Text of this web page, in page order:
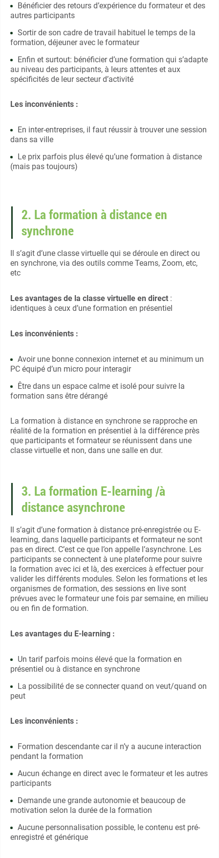
Bénéficier des retours d’expérience du formateur et des
autres participants
Sortir de son cadre de travail habituel le temps de la
formation, déjeuner avec le formateur
Enfin et surtout: bénéficier d’une formation qui s’adapte
au niveau des participants, à leurs attentes et aux
spécificités de leur secteur d’activité
Les inconvénients :
En inter-entreprises, il faut réussir à trouver une session
dans sa ville
Le prix parfois plus élevé qu’une formation à distance
(mais pas toujours)
2. La formation à distance en
synchrone
Il s’agit d’une classe virtuelle qui se déroule en direct ou
en synchrone, via des outils comme Teams, Zoom, etc,
etc
Les avantages de la classe virtuelle en direct :
identiques à ceux d’une formation en présentiel
Les inconvénients :
Avoir une bonne connexion internet et au minimum un
PC équipé d’un micro pour interagir
Être dans un espace calme et isolé pour suivre la
formation sans être dérangé
La formation à distance en synchrone se rapproche en
réalité de la formation en présentiel à la différence près
que participants et formateur se réunissent dans une
classe virtuelle et non, dans une salle en dur.
3. La formation E-learning /à
distance asynchrone
Il s’agit d’une formation à distance pré-enregistrée ou E-
learning, dans laquelle participants et formateur ne sont
pas en direct. C’est ce que l’on appelle l’asynchrone. Les
participants se connectent à une plateforme pour suivre
la formation avec ici et là, des exercices à effectuer pour
valider les différents modules. Selon les formations et les
organismes de formation, des sessions en live sont
prévues avec le formateur une fois par semaine, en milieu
ou en fin de formation.
Les avantages du E-learning :
Un tarif parfois moins élevé que la formation en
présentiel ou à distance en synchrone
La possibilité de se connecter quand on veut/quand on
peut
Les inconvénients :
Formation descendante car il n’y a aucune interaction
pendant la formation
Aucun échange en direct avec le formateur et les autres
participants
Demande une grande autonomie et beaucoup de
motivation selon la durée de la formation
Aucune personnalisation possible, le contenu est pré-
enregistré et générique